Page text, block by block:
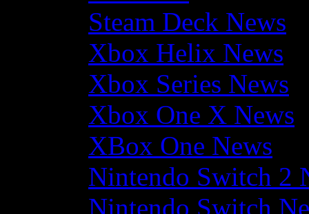
Steam Deck News
Xbox Helix News
Xbox Series News
Xbox One X News
XBox One News
Nintendo Switch 2
Nintendo Switch